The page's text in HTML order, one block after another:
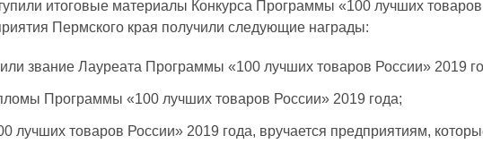
итоговые материалы Конкурса Программы «100 лучших
Пермского края получили следующие награды:
звание Лауреата Программы «100 лучших товаров России» 2019
Программы «100 лучших товаров России» 2019 года;
лучших товаров России» 2019 года, вручается предприятиям,